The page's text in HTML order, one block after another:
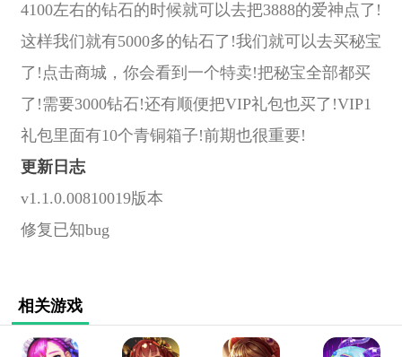
4100左右的钻石的时候就可以去把3888的爱神点了!
这样我们就有5000多的钻石了!我们就可以去买秘宝
了!点击商城，你会看到一个特卖!把秘宝全部都买
了!需要3000钻石!还有顺便把VIP礼包也买了!VIP1
礼包里面有10个青铜箱子!前期也很重要!
更新日志
v1.1.0.00810019版本
修复已知bug
相关游戏